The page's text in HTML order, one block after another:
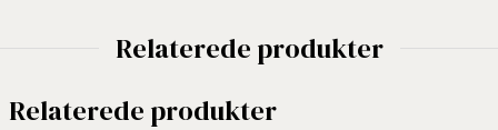
Relaterede produkter
Relaterede produkter